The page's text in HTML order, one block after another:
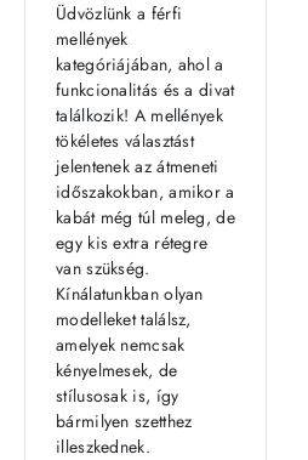
Üdvözlünk a férfi
mellények
kategóriájában, ahol a
funkcionalitás és a divat
találkozik! A mellények
tökéletes választást
jelentenek az átmeneti
időszakokban, amikor a
kabát még túl meleg, de
egy kis extra rétegre
van szükség.
Kínálatunkban olyan
modelleket találsz,
amelyek nemcsak
kényelmesek, de
stílusosak is, így
bármilyen szetthez
illeszkednek.